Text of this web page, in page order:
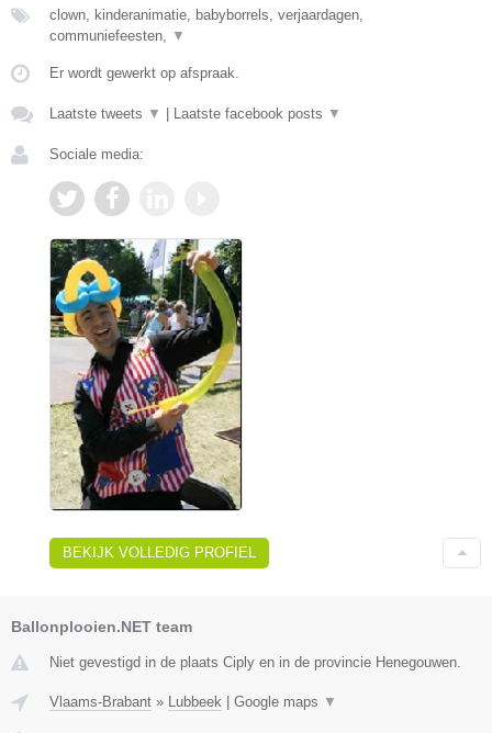
clown, kinderanimatie, babyborrels, verjaardagen,
communiefeesten, ▼
Er wordt gewerkt op afspraak.
Laatste tweets ▼ Laatste facebook posts ▼
Sociale media:
BEKIJK VOLLEDIG PROFIEL
Ballonplooien.NET team
Niet gevestigd in de plaats Ciply en in de provincie Henegouwen.
Vlaams-Brabant » Lubbeek Google maps ▼